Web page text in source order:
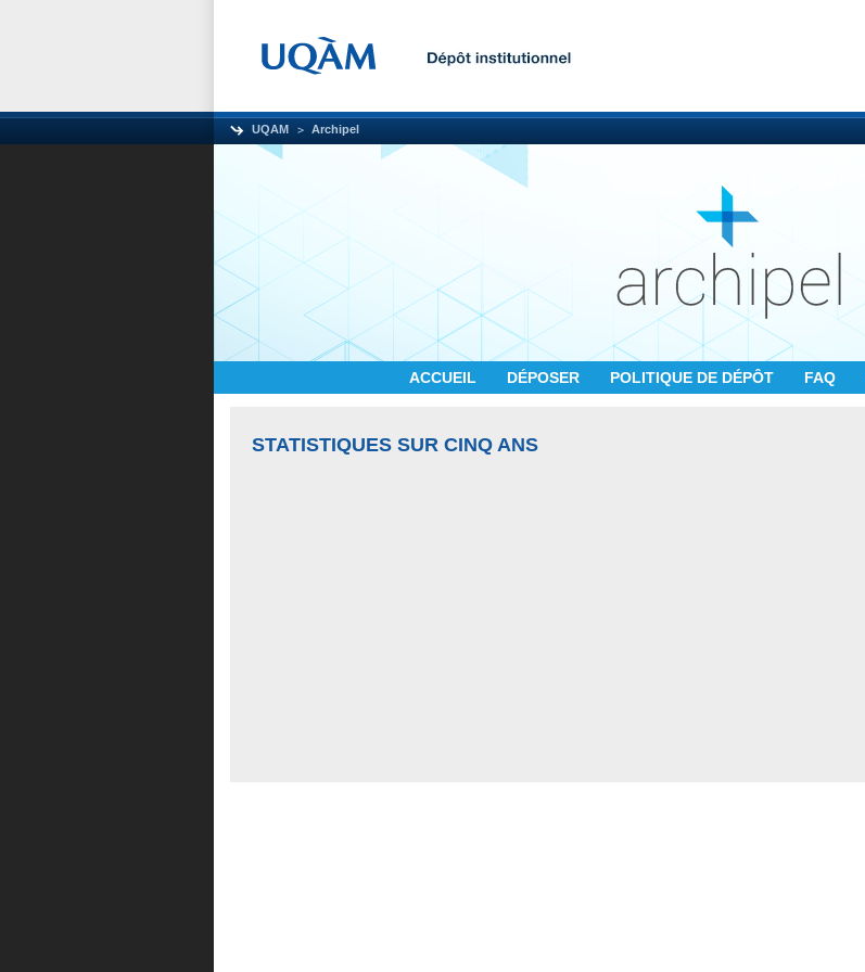
UQAM Archipel
ACCUEIL DÉPOSER POLITIQUE DE DÉPÔT FAQ
STATISTIQUES SUR CINQ ANS